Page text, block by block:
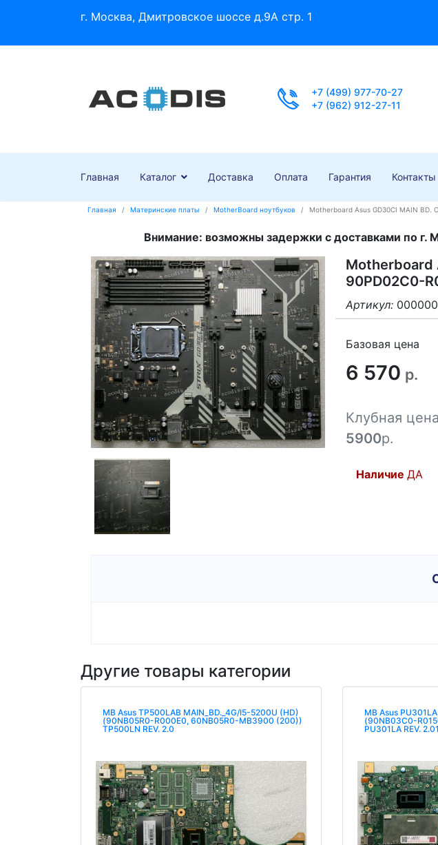
г. Москва, Дмитровское шоссе д.9А стр. 1
+7 (499) 977-70-27
+7 (962) 912-27-11
Главная Каталог Доставка Оплата Гарантия Контакты
Главная Материнские платы MotherBoard ноутбуков Motherboard Asus GD30CI MAIN BD.
Внимание: возможны задержки с доставками по г.
Motherboard
90PD02C0-
Артикул:
Базовая цена
6 570 р.
Клубная
5900р.
Наличие ДА
Другие товары категории
MB Asus TP500LAB MAIN_BD._4G/I5-5200U (HD)
(90NB05R0-R000E0, 60NB05R0-MB3900 (200))
TP500LN REV. 2.0
MB Asus
(90NB03C0-
PU301LA REV. 2.01